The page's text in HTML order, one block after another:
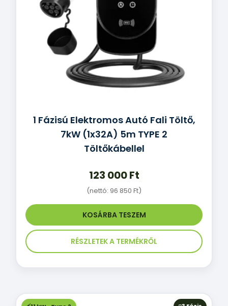
1 Fázisú Elektromos Autó Fali Töltő,
7kW (1x32A) 5m TYPE 2
Töltőkábellel
123 000Ft
(nettó: 96 850 Ft)
KOSÁRBA TESZEM
RÉSZLETEK A TERMÉKRŐL